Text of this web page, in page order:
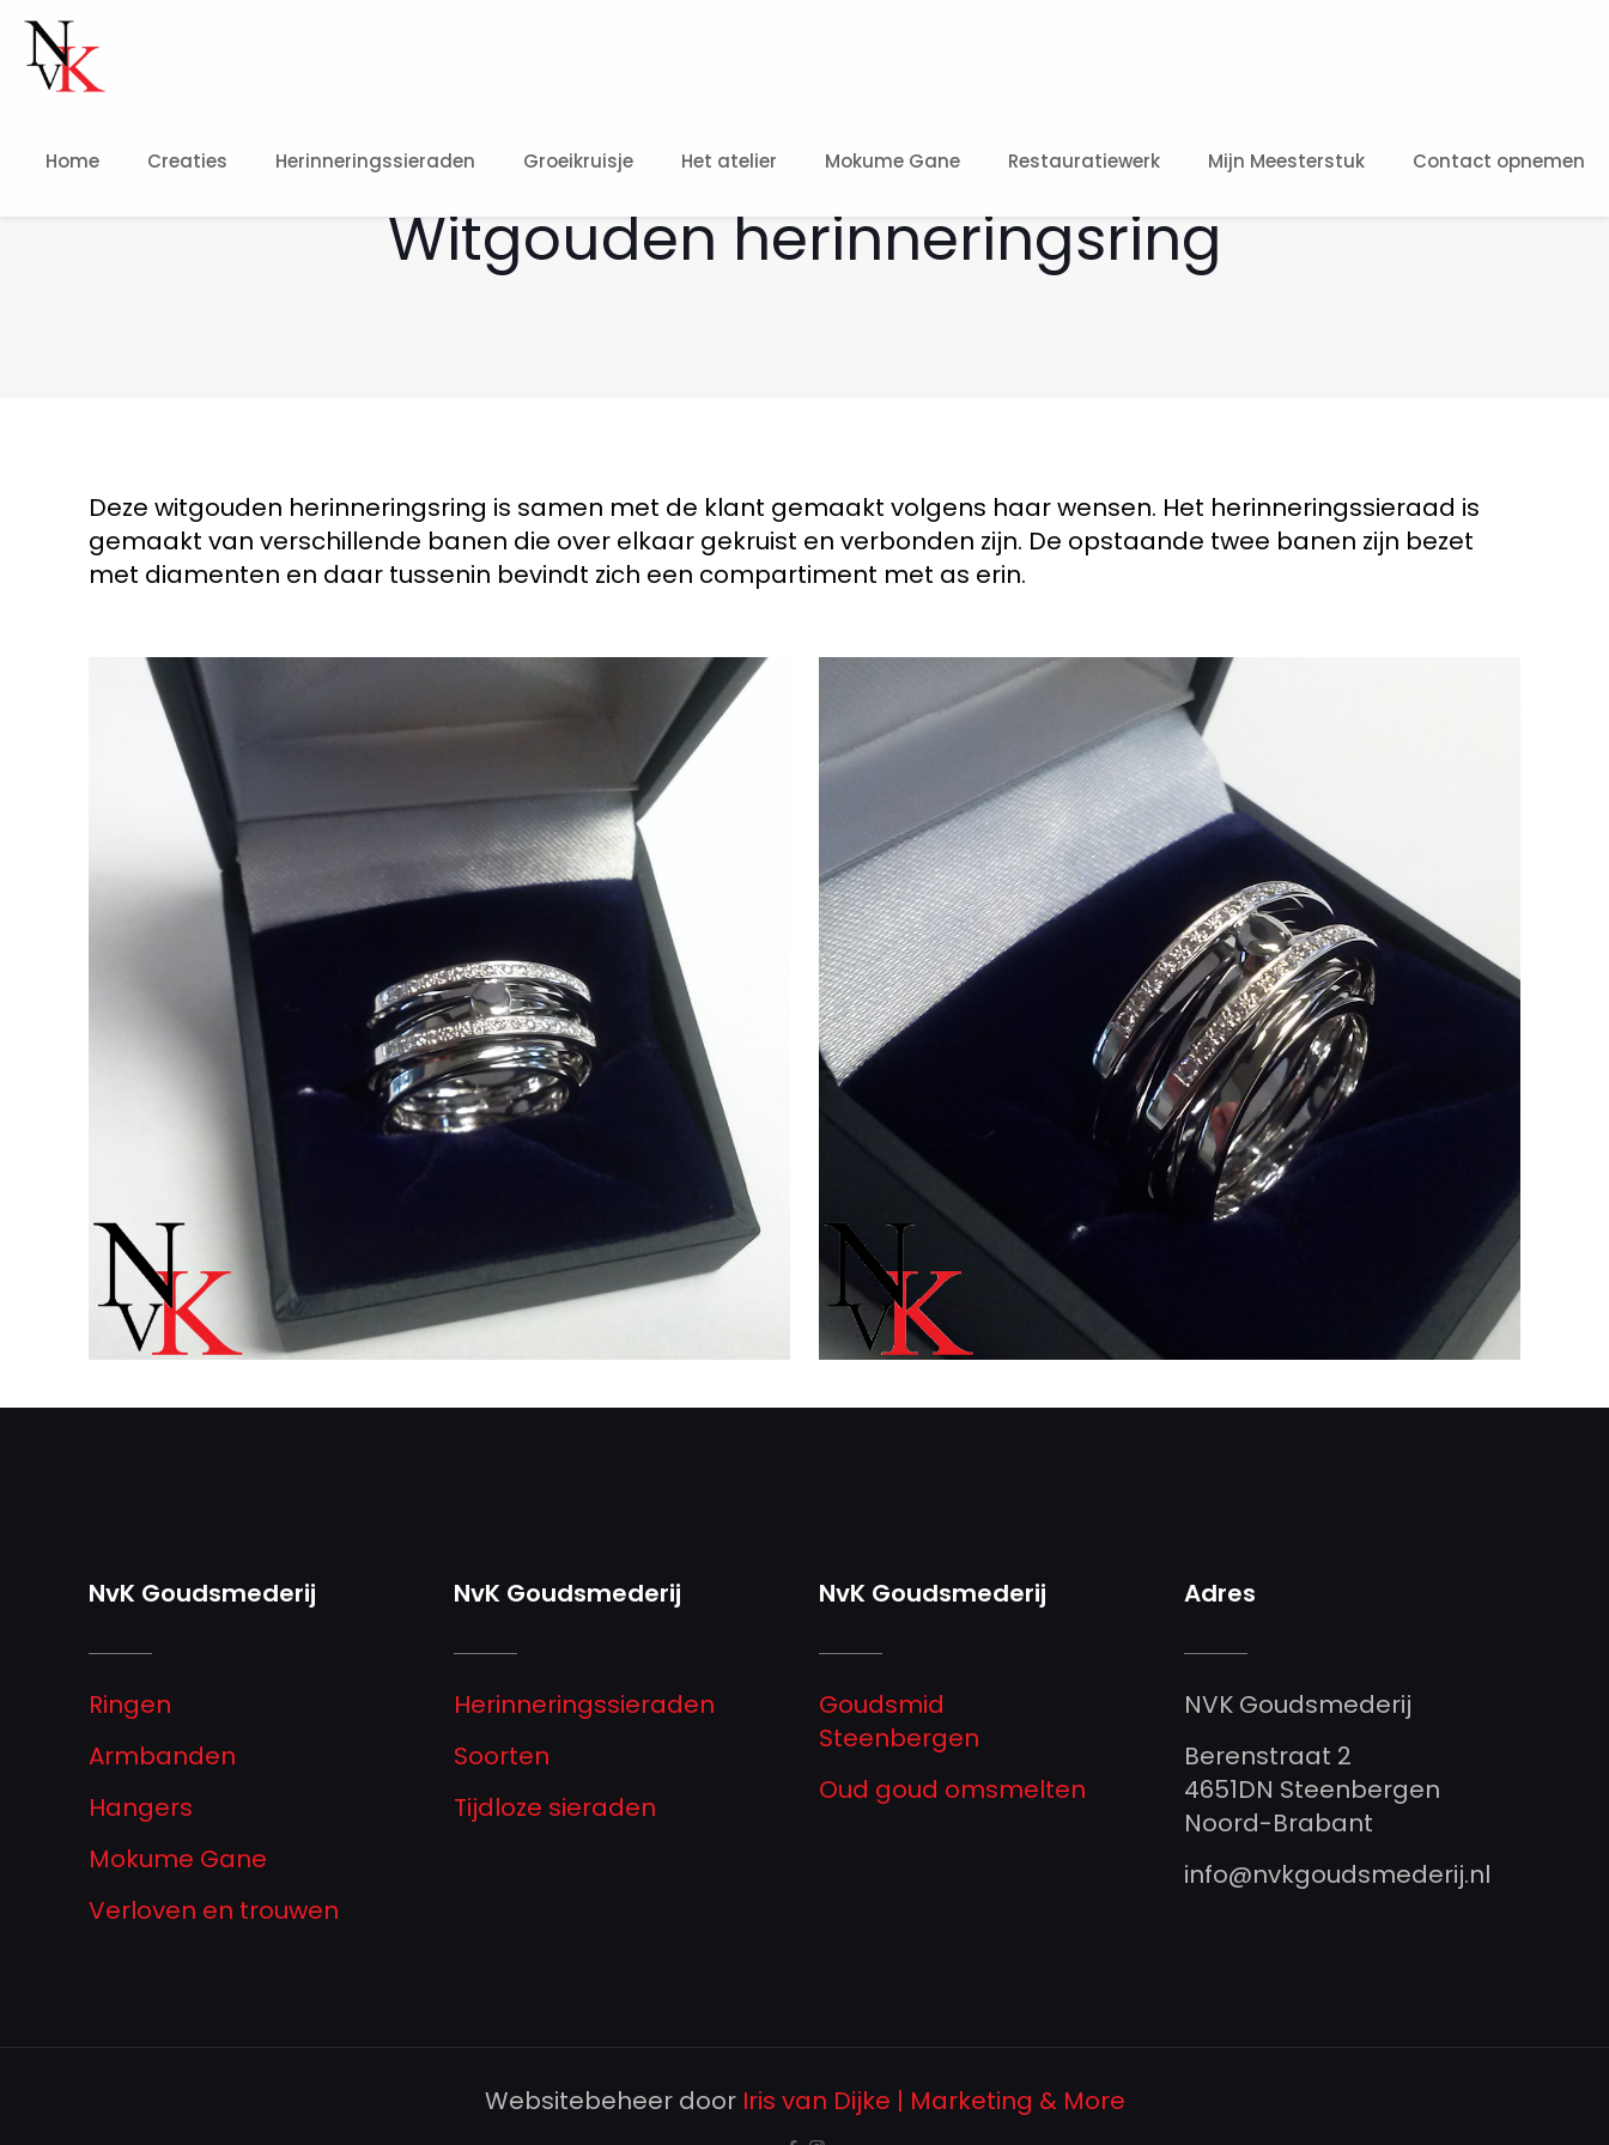
Home Creaties Herinneringssieraden Groeikruisje Het atelier Mokume Gane Restauratiewerk Mijn Meesterstuk Contact opnemen
Witgouden herinneringsring
Deze witgouden herinneringsring is samen met de klant gemaakt volgens haar wensen. Het herinneringssieraad is
gemaakt van verschillende banen die over elkaar gekruist en verbonden zijn. De opstaande twee banen zijn bezet
met diamenten en daar tussenin bevindt zich een compartiment met as erin.
NvK Goudsmederij
Ringen
Armbanden
Hangers
Mokume Gane
Verloven en trouwen
NvK Goudsmederij
Herinneringssieraden
Soorten
Tijdloze sieraden
NvK Goudsmederij
Goudsmid
Steenbergen
Oud goud omsmelten
Adres
NVK Goudsmederij
Berenstraat 2
4651DN Steenbergen
Noord-Brabant
info@nvkgoudsmederij.nl
Websitebeheer door Iris van Dijke | Marketing & More